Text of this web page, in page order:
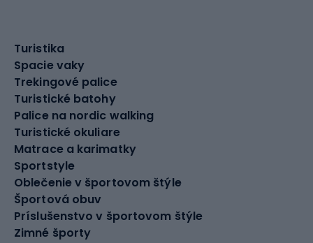
Turistika
Spacie vaky
Trekingové palice
Turistické batohy
Palice na nordic walking
Turistické okuliare
Matrace a karimatky
Sportstyle
Oblečenie v športovom štýle
Športová obuv
Príslušenstvo v športovom štýle
Zimné športy